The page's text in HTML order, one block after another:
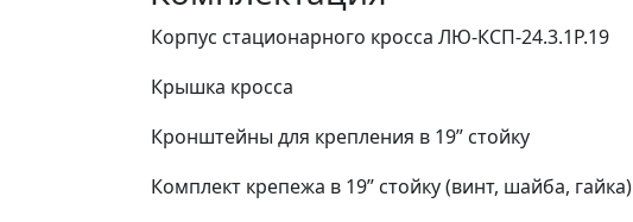
Корпус стационарного кросса ЛЮ-КСП-24.3.1Р.19
Крышка кросса
Кронштейны для крепления в 19” стойку
Комплект крепежа в 19” стойку (винт, шайба, гайка)